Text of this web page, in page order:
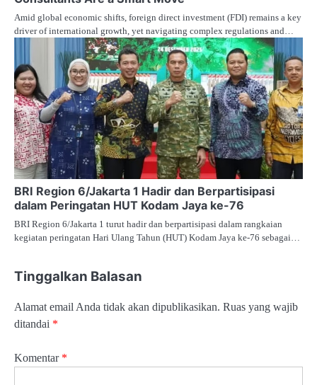
Amid global economic shifts, foreign direct investment (FDI) remains a key
driver of international growth, yet navigating complex regulations and…
BRI Region 6/Jakarta 1 Hadir dan Berpartisipasi
dalam Peringatan HUT Kodam Jaya ke-76
BRI Region 6/Jakarta 1 turut hadir dan berpartisipasi dalam rangkaian
kegiatan peringatan Hari Ulang Tahun (HUT) Kodam Jaya ke-76 sebagai…
Tinggalkan Balasan
Alamat email Anda tidak akan dipublikasikan. Ruas yang wajib
ditandai *
Komentar *